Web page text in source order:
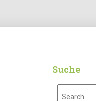
Suche